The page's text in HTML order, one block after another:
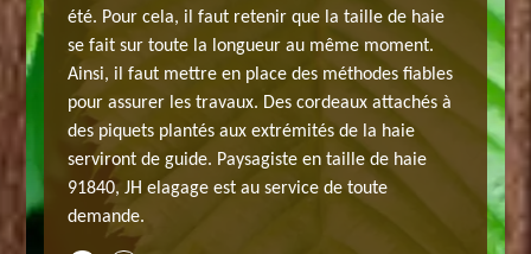
de
jardin
faire
de
été. Pour cela, il faut retenir que la taille de haie
se fait sur toute la longueur au même moment.
Ainsi, il faut mettre en place des méthodes fiables
pour assurer les travaux. Des cordeaux attachés à
des piquets plantés aux extrémités de la haie
serviront de guide. Paysagiste en taille de haie
91840, JH elagage est au service de toute
demande.
nous
qualité
et
nous a
haie
depuis